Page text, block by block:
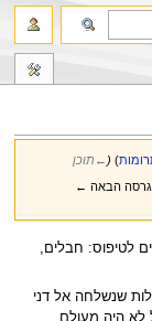
)
( ←‏תוכן
הבאה ←
לטיפוס: חבלים,
שנשלחה אל דני
לא היה מעולם